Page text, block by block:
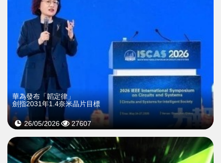
華為發布「韜定律」
劍指2031年1.4奈米晶片目標
26/05/2026 27607